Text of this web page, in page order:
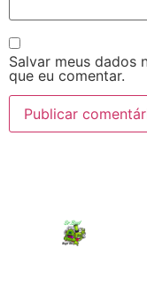
Salvar meus dados
que eu comentar.